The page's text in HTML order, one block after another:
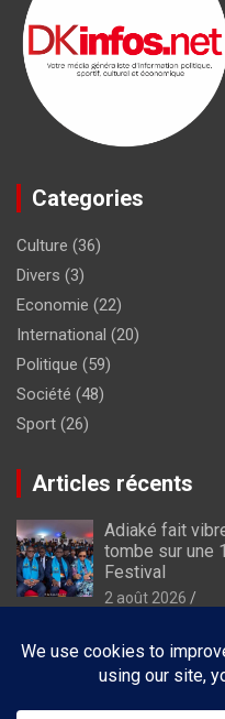
Categories
Culture (36)
Divers (3)
Economie (22)
International (20)
Politique (59)
Société (48)
Sport (26)
Articles récents
Adiaké fait
tombe sur une
Festival
2 août 2026
À Luanda,
africain en
femmes
29 juillet 2026